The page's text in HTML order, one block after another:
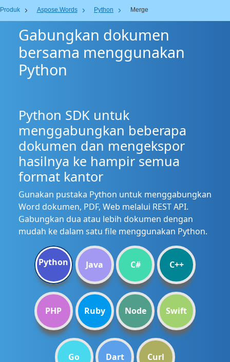
Produk Aspose.Words Python Merge
Gabungkan dokumen
bersama menggunakan
Python
Python SDK untuk
menggabungkan beberapa
dokumen dan mengekspor
hasilnya ke hampir semua
format kantor
Gunakan pustaka Python untuk menggabungkan
Word dokumen, PDF, Web melalui REST API.
Gabungkan dua atau lebih dokumen dengan
mudah ke dalam satu file menggunakan Python.
Python Java C# C++
PHP Ruby Node Swift
Go Dart Curl